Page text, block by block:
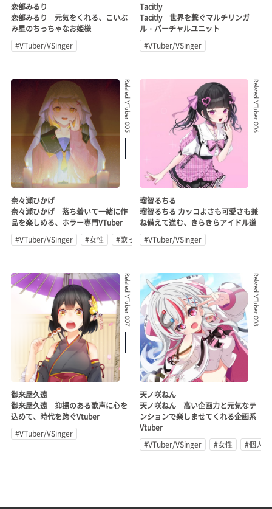
恋部みるり
恋部みるり 元気をくれる、こいぶ
み星のちっちゃなお姫様
#VTuber/VSinger
Tacitly
Tacitly 世界を繋ぐマルチリンガ
ル・バーチャルユニット
#VTuber/VSinger
Related VTuber 005
奈々瀬ひかげ
奈々瀬ひかげ 落ち着いて一緒に作
品を楽しめる、ホラー専門VTuber
#VTuber/VSinger
#女性 #歌ってみた
Related VTuber 006
瑠智るちる
瑠智るちる カッコよさも可愛さも兼
ね備えて進む、きらきらアイドル道
#VTuber/VSinger
Related VTuber 007
御来屋久遠
御来屋久遠 抑揚のある歌声に心を
込めて、時代を跨ぐVtuber
#VTuber/VSinger
Related VTuber 008
天ノ咲ねん
天ノ咲ねん 高い企画力と元気なテ
ンションで楽しませてくれる企画系
Vtuber
#VTuber/VSinger
#女性 #個人勢